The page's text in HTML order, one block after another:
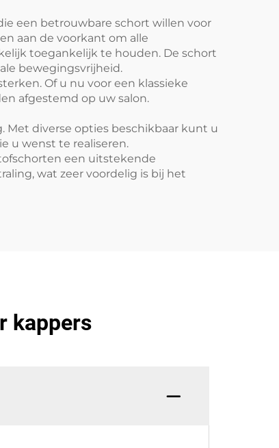
een betrouwbare schort willen voor
aan de voorkant om alle
toegankelijk te houden. De schort
bewegingsvrijheid.
Of u nu voor een klassieke
afgestemd op uw salon.
Met diverse opties beschikbaar kunt u
u wenst te realiseren.
een uitstekende
wat zeer voordelig is bij het
kappers